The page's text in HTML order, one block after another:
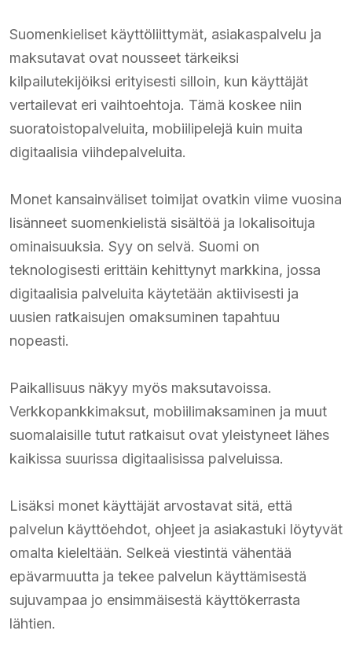
Suomenkieliset käyttöliittymät, asiakaspalvelu ja
maksutavat ovat nousseet tärkeiksi
kilpailutekijöiksi erityisesti silloin, kun käyttäjät
vertailevat eri vaihtoehtoja. Tämä koskee niin
suoratoistopalveluita, mobiilipelejä kuin muita
digitaalisia viihdepalveluita.
Monet kansainväliset toimijat ovatkin viime vuosina
lisänneet suomenkielistä sisältöä ja lokalisoituja
ominaisuuksia. Syy on selvä. Suomi on
teknologisesti erittäin kehittynyt markkina, jossa
digitaalisia palveluita käytetään aktiivisesti ja
uusien ratkaisujen omaksuminen tapahtuu
nopeasti.
Paikallisuus näkyy myös maksutavoissa.
Verkkopankkimaksut, mobiilimaksaminen ja muut
suomalaisille tutut ratkaisut ovat yleistyneet lähes
kaikissa suurissa digitaalisissa palveluissa.
Lisäksi monet käyttäjät arvostavat sitä, että
palvelun käyttöehdot, ohjeet ja asiakastuki löytyvät
omalta kieleltään. Selkeä viestintä vähentää
epävarmuutta ja tekee palvelun käyttämisestä
sujuvampaa jo ensimmäisestä käyttökerrasta
lähtien.